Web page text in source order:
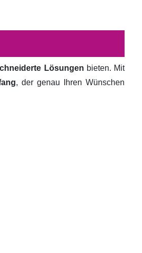
Lösungen bieten. Mit
, der genau Ihren Wünschen